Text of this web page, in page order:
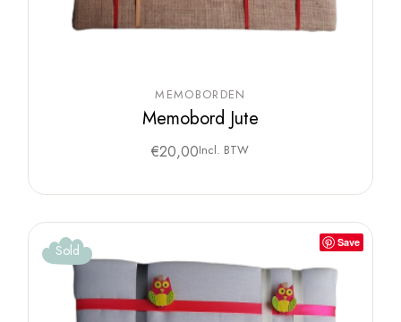
MEMOBORDEN
Memobord Jute
€20,00Incl. BTW
Save
Sold